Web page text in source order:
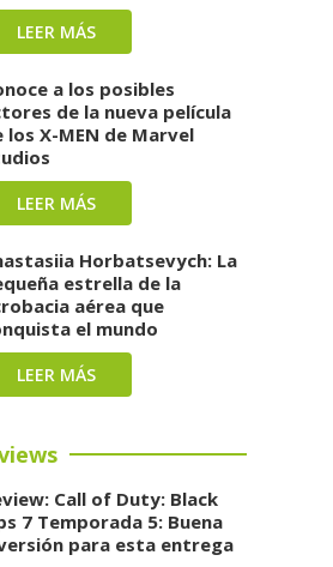
LEER MÁS
a los posibles
de la nueva película
los X-MEN de Marvel
LEER MÁS
Horbatsevych: La
estrella de la
aérea que
el mundo
LEER MÁS
Call of Duty: Black
7 Temporada 5: Buena
para esta entrega